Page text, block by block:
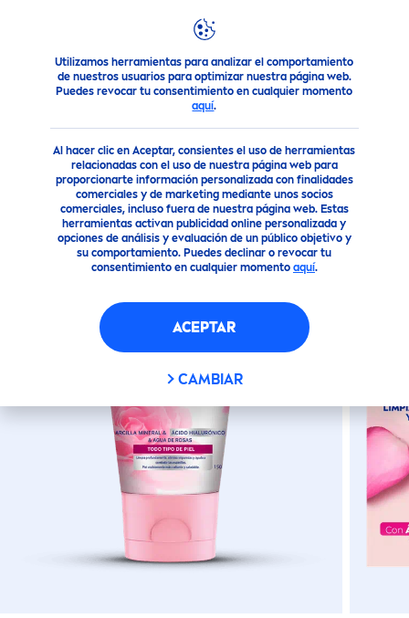
Utilizamos herramientas para analizar el comportamiento
de nuestros usuarios para optimizar nuestra página web.
Puedes revocar tu consentimiento en cualquier momento
aquí.
Al hacer clic en Aceptar, consientes el uso de herramientas
relacionadas con el uso de nuestra página web para
proporcionarte información personalizada con finalidades
comerciales y de marketing mediante unos socios
comerciales, incluso fuera de nuestra página web. Estas
herramientas activan publicidad online personalizada y
opciones de análisis y evaluación de un público objetivo y
su comportamiento. Puedes declinar o revocar tu
consentimiento en cualquier momento aquí.
ACEPTAR
CAMBIAR
Nuestros Productos Cuidado Facial Cuidado facial
(238)
GEL LIMPIADOR FACIAL 150
ML CON AGUA CON ROSAS